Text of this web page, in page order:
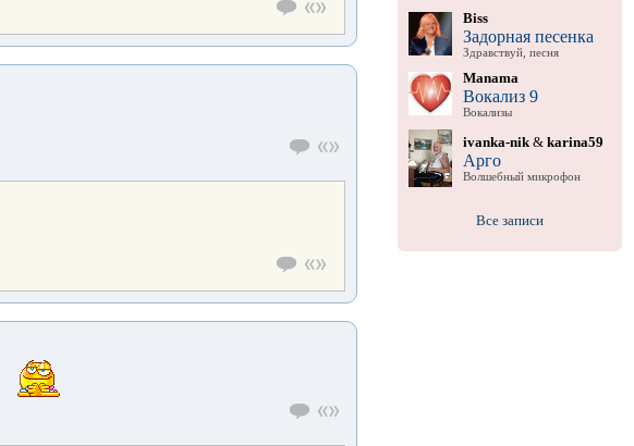
Biss
Задорная песенка
Здравствуй, песня
Manama
Вокализ 9
Вокализы
ivanka-nik& karina59
Арго
Волшебный микрофон
Все записи